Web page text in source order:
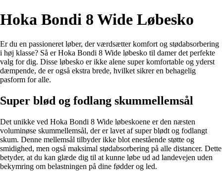
Hoka Bondi 8 Wide Løbesko
Er du en passioneret løber, der værdsætter komfort og stødabsorbering
i høj klasse? Så er Hoka Bondi 8 Wide løbesko til damer det perfekte
valg for dig. Disse løbesko er ikke alene super komfortable og yderst
dæmpende, de er også ekstra brede, hvilket sikrer en behagelig
pasform for alle.
Super blød og fodlang skummellemsål
Det unikke ved Hoka Bondi 8 Wide løbeskoene er den næsten
voluminøse skummellemsål, der er lavet af super blødt og fodlangt
skum. Denne mellemsål tilbyder ikke blot enestående støtte og
smidighed, men også maksimal stødabsorbering på alle distancer. Dette
betyder, at du kan glæde dig til at kunne løbe ud ad landevejen uden
bekymring om belastningen på dine fødder og led.